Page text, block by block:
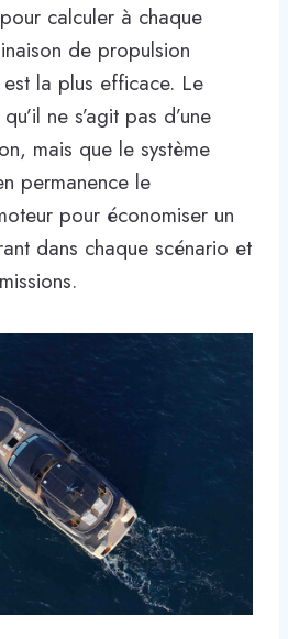
calculer à chaque
de propulsion
la plus efficace. Le
ne s’agit pas d’une
mais que le système
permanence le
pour économiser un
dans chaque scénario et